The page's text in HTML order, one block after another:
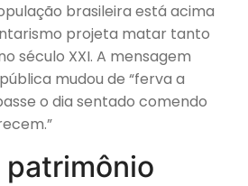
brasileira está acima
projeta matar tanto
século XXI. A mensagem
mudou de “ferva a
o dia sentado comendo
patrimônio